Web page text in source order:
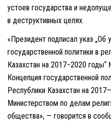
устоев государства и
в деструктивных целях.
«Президент подписал указ „Об
государственной политики в
Казахстан на 2017−2020
Концепция государственной
Республики Казахстан на
Министерством по делам
общества», — говорится в